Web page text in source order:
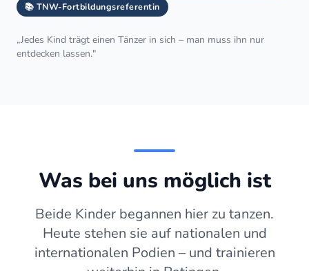
📚 TNW-Fortbildungsreferentin
„Jedes Kind trägt einen Tänzer in sich – man muss ihn nur
entdecken lassen."
Was bei uns möglich ist
Beide Kinder begannen hier zu tanzen.
Heute stehen sie auf nationalen und
internationalen Podien – und trainieren